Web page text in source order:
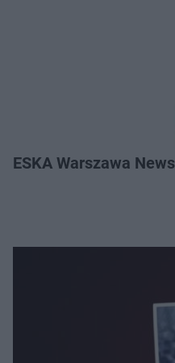
ESKA Warszawa